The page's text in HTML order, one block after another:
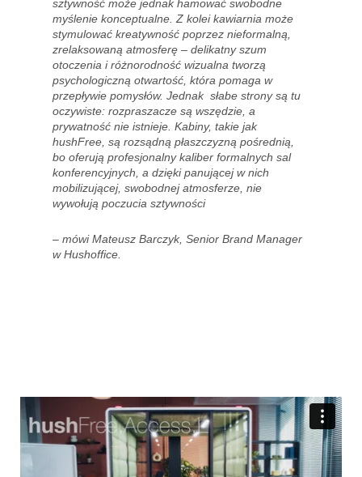
sztywność może jednak hamować swobodne
myślenie konceptualne. Z kolei kawiarnia może
stymulować kreatywność poprzez nieformalną,
zrelaksowaną atmosferę – delikatny szum
otoczenia i różnorodność wizualna tworzą
psychologiczną otwartość, która pomaga w
przepływie pomysłów. Jednak słabe strony są tu
oczywiste: rozpraszacze są wszędzie, a
prywatność nie istnieje. Kabiny, takie jak
hushFree, są rozsądną płaszczyzną pośrednią,
bo oferują profesjonalny kaliber formalnych sal
konferencyjnych, a dzięki panującej w nich
mobilizującej, swobodnej atmosferze, nie
wywołują poczucia sztywności
– mówi Mateusz Barczyk, Senior Brand Manager
w Hushoffice.